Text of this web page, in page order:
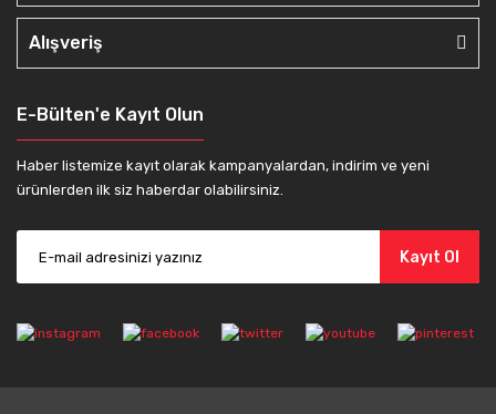
Alışveriş
E-Bülten'e Kayıt Olun
Haber listemize kayıt olarak kampanyalardan, indirim ve yeni
ürünlerden ilk siz haberdar olabilirsiniz.
Kayıt Ol